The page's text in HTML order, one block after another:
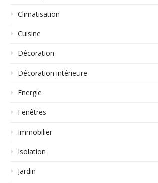
Climatisation
Cuisine
Décoration
Décoration intérieure
Energie
Fenêtres
Immobilier
Isolation
Jardin